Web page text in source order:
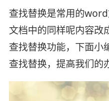
查找替换是常用的
文档中的同样呢内容改
查找替换功能，下面小
查找替换，提高我们的